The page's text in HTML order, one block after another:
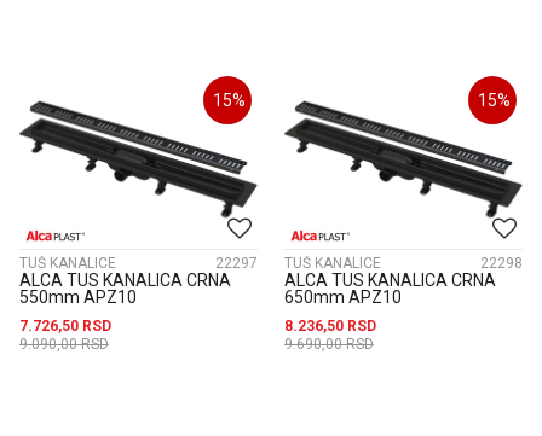
15%
TUŠ KANALICE 22297
ALCA TUS KANALICA CRNA
550mm APZ10
7.726,50 RSD
9.090,00RSD
15%
TUŠ KANALICE 22298
ALCA TUS KANALICA CRNA
650mm APZ10
8.236,50 RSD
9.690,00RSD